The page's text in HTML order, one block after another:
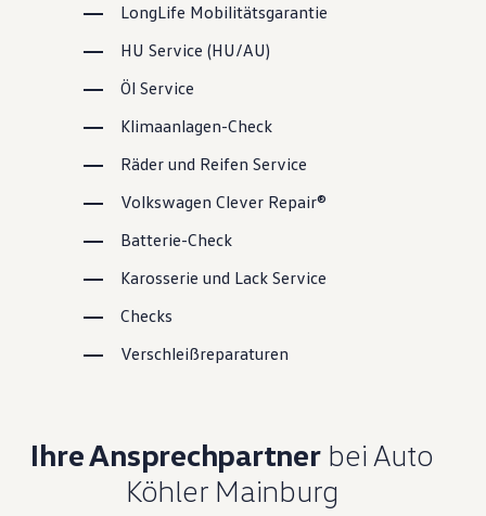
LongLife Mobilitätsgarantie
HU Service (HU/AU)
Öl Service
Klimaanlagen-Check
Räder und Reifen Service
Volkswagen Clever Repair®
Batterie-Check
Karosserie und Lack Service
Checks
Verschleißreparaturen
Ihre Ansprechpartnerbei Auto
Köhler Mainburg